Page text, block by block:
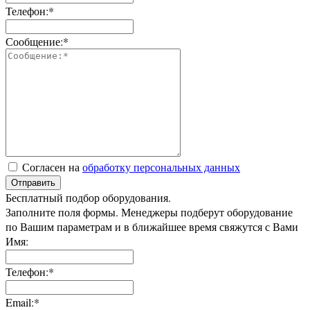
Телефон:*
Сообщение:*
Согласен на обработку персональных данных
Отправить
Бесплатный подбор оборудования.
Заполните поля формы. Менеджеры подберут оборудование
по Вашим параметрам и в ближайшее время свяжутся с Вами
Имя:
Телефон:*
Email:*